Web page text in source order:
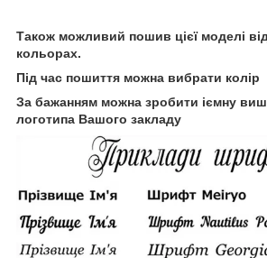
Також можливий пошив цієї моделі
кольорах.
Під час пошиття можна вибрати колір
За бажанням можна зробити іємну
логотипа Вашого закладу